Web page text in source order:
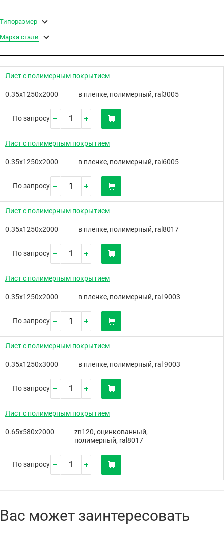
Типоразмер
Марка стали
Лист с полимерным покрытием
0.35х1250х2000 в пленке, полимерный, ral3005
По запросу
Лист с полимерным покрытием
0.35х1250х2000 в пленке, полимерный, ral6005
По запросу
Лист с полимерным покрытием
0.35х1250х2000 в пленке, полимерный, ral8017
По запросу
Лист с полимерным покрытием
0.35х1250х2000 в пленке, полимерный, ral 9003
По запросу
Лист с полимерным покрытием
0.35х1250х3000 в пленке, полимерный, ral 9003
По запросу
Лист с полимерным покрытием
0.65х580х2000
zn120, оцинкованный,
полимерный, ral8017
По запросу
Вас может заинтересовать